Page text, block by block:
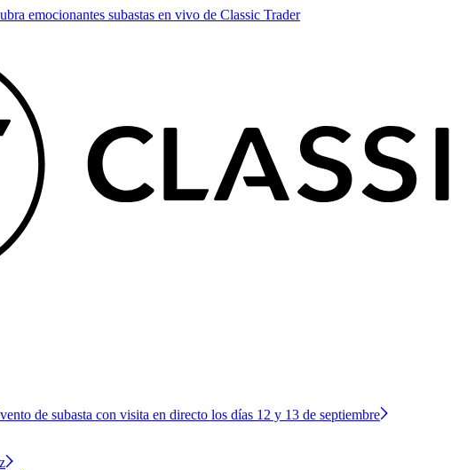
emocionantes subastas en vivo de Classic Trader
de subasta con visita en directo los días 12 y 13 de septiembre